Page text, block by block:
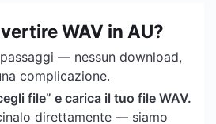
WAV in AU?
— nessun download,
complicazione.
file” e carica il tuo file WAV.
direttamente — siamo